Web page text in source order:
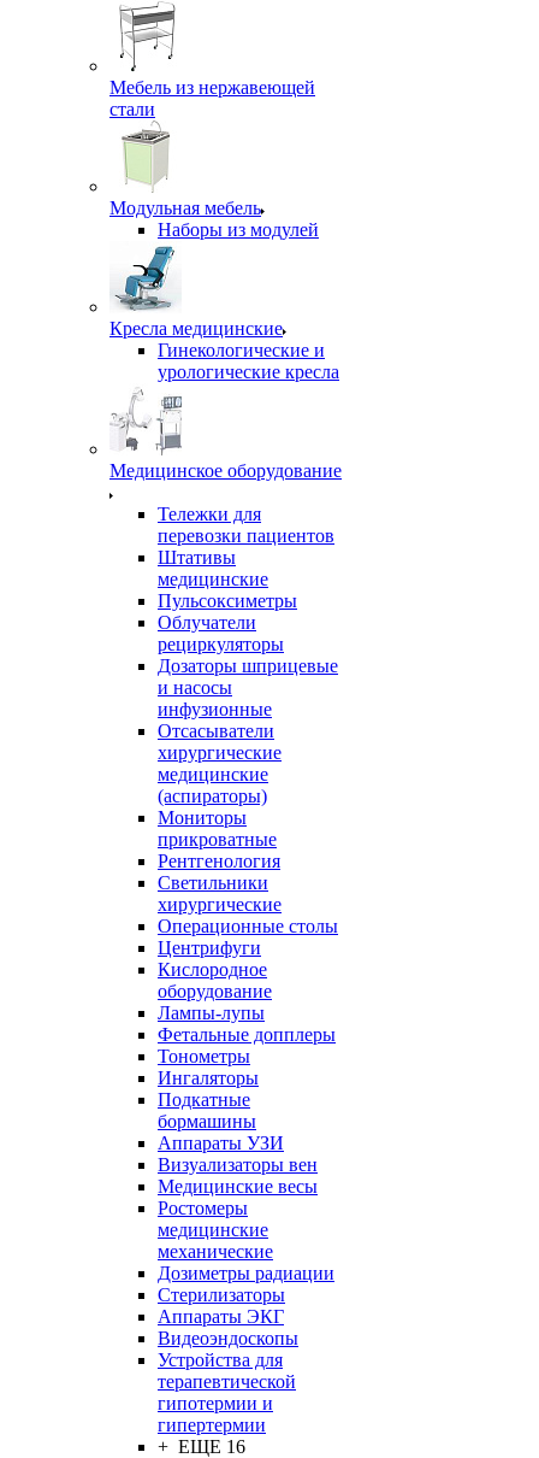
Мебель из нержавеющей
стали
Модульная мебель
Наборы из модулей
Кресла медицинские
Гинекологические и
урологические кресла
Медицинское оборудование
Тележки для
перевозки пациентов
Штативы
медицинские
Пульсоксиметры
Облучатели
рециркуляторы
Дозаторы шприцевые
и насосы
инфузионные
Отсасыватели
хирургические
медицинские
(аспираторы)
Мониторы
прикроватные
Рентгенология
Светильники
хирургические
Операционные столы
Центрифуги
Кислородное
оборудование
Лампы-лупы
Фетальные допплеры
Тонометры
Ингаляторы
Подкатные
бормашины
Аппараты УЗИ
Визуализаторы вен
Медицинские весы
Ростомеры
медицинские
механические
Дозиметры радиации
Стерилизаторы
Аппараты ЭКГ
Видеоэндоскопы
Устройства для
терапевтической
гипотермии и
гипертермии
+ ЕЩЕ 16